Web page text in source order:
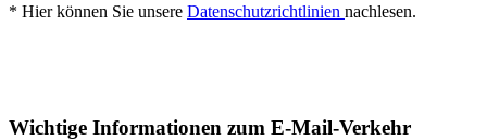
* Hier können Sie unsere Datenschutzrichtlinien nachlesen.
Wichtige Informationen zum E-Mail-Verkehr